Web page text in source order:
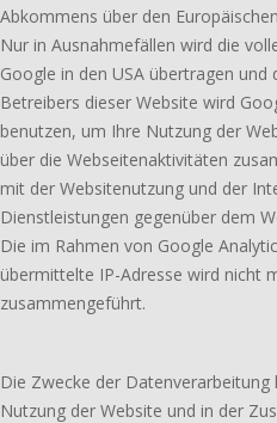
Abkommens über den
Nur in Ausnahmefällen wird die
Google in den USA übertragen
Betreibers dieser Website wird
benutzen, um Ihre Nutzung der
über die Webseitenaktivitäten
mit der Websitenutzung und der
Dienstleistungen gegenüber dem
Die im Rahmen von Google
übermittelte IP-Adresse wird nicht
zusammengeführt.
Die Zwecke der
Nutzung der Website und in der